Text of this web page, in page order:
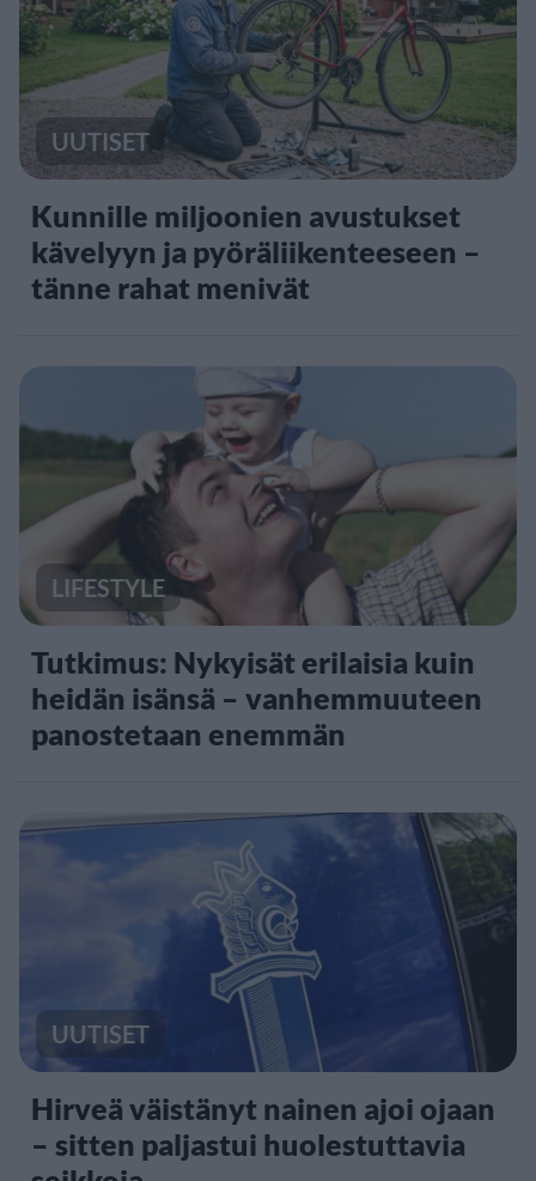
UUTISET
Kunnille miljoonien avustukset
kävelyyn ja pyöräliikenteeseen –
tänne rahat menivät
LIFESTYLE
Tutkimus: Nykyisät erilaisia kuin
heidän isänsä – vanhemmuuteen
panostetaan enemmän
UUTISET
Hirveä väistänyt nainen ajoi ojaan
– sitten paljastui huolestuttavia